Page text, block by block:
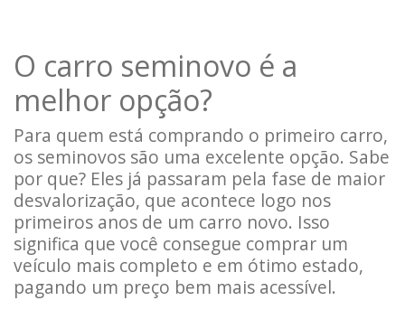
O carro seminovo é a
melhor opção?
Para quem está comprando o primeiro carro,
os seminovos são uma excelente opção. Sabe
por que? Eles já passaram pela fase de maior
desvalorização, que acontece logo nos
primeiros anos de um carro novo. Isso
significa que você consegue comprar um
veículo mais completo e em ótimo estado,
pagando um preço bem mais acessível.